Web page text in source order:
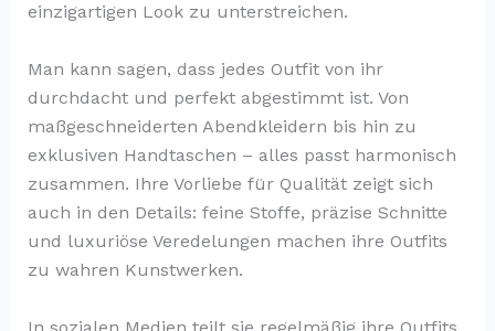
einzigartigen Look zu unterstreichen.
Man kann sagen, dass jedes Outfit von ihr
durchdacht und perfekt abgestimmt ist. Von
maßgeschneiderten Abendkleidern bis hin zu
exklusiven Handtaschen – alles passt harmonisch
zusammen. Ihre Vorliebe für Qualität zeigt sich
auch in den Details: feine Stoffe, präzise Schnitte
und luxuriöse Veredelungen machen ihre Outfits
zu wahren Kunstwerken.
In sozialen Medien teilt sie regelmäßig ihre Outfits